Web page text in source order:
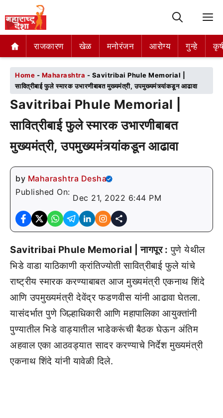
राजकारण खेळ मनोरंजन आरोग्य गुन्हे
राजकारण खेळ मनोरंजन आरोग्य गुन्हे
Home - Maharashtra - Savitribai Phule Memorial |
सावित्रीबाई फुले स्मारक उभारणीबाबत मुख्यमंत्री, उपमुख्यमंत्र्यांकडून आढावा
Savitribai Phule Memorial |
सावित्रीबाई फुले स्मारक उभारणीबाबत
मुख्यमंत्री, उपमुख्यमंत्र्यांकडून आढावा
by Maharashtra Desha
Published On:
Dec 21, 2022 6:44 PM
Savitribai Phule Memorial | नागपूर : पुणे येथील
भिडे वाडा याठिकाणी क्रांतिज्योती सावित्रीबाई फुले यांचे
राष्ट्रीय स्मारक करण्याबाबत आज मुख्यमंत्री एकनाथ शिंदे
आणि उपमुख्यमंत्री देवेंद्र फडणवीस यांनी आढावा घेतला.
यासंदर्भात पुणे जिल्हाधिकारी आणि महापालिका आयुक्तांनी
पुण्यातील भिडे वाड्यातील भाडेकरूंची बैठक घेऊन अंतिम
अहवाल एका आठवड्यात सादर करण्याचे निर्देश मुख्यमंत्री
एकनाथ शिंदे यांनी यावेळी दिले.